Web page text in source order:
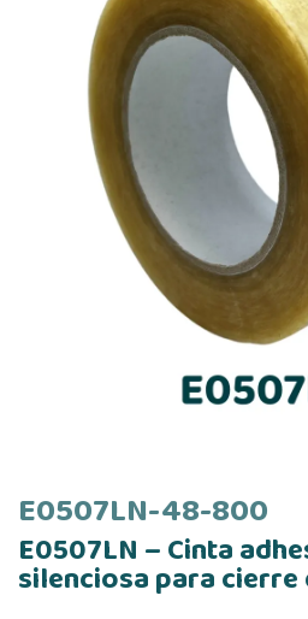
E0507LN-48-800
E0507LN – Cinta
silenciosa para cierre